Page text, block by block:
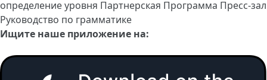
определение уровня Партнерская Программа Пресс-зал
Руководство по грамматике
Ищите наше приложение на: